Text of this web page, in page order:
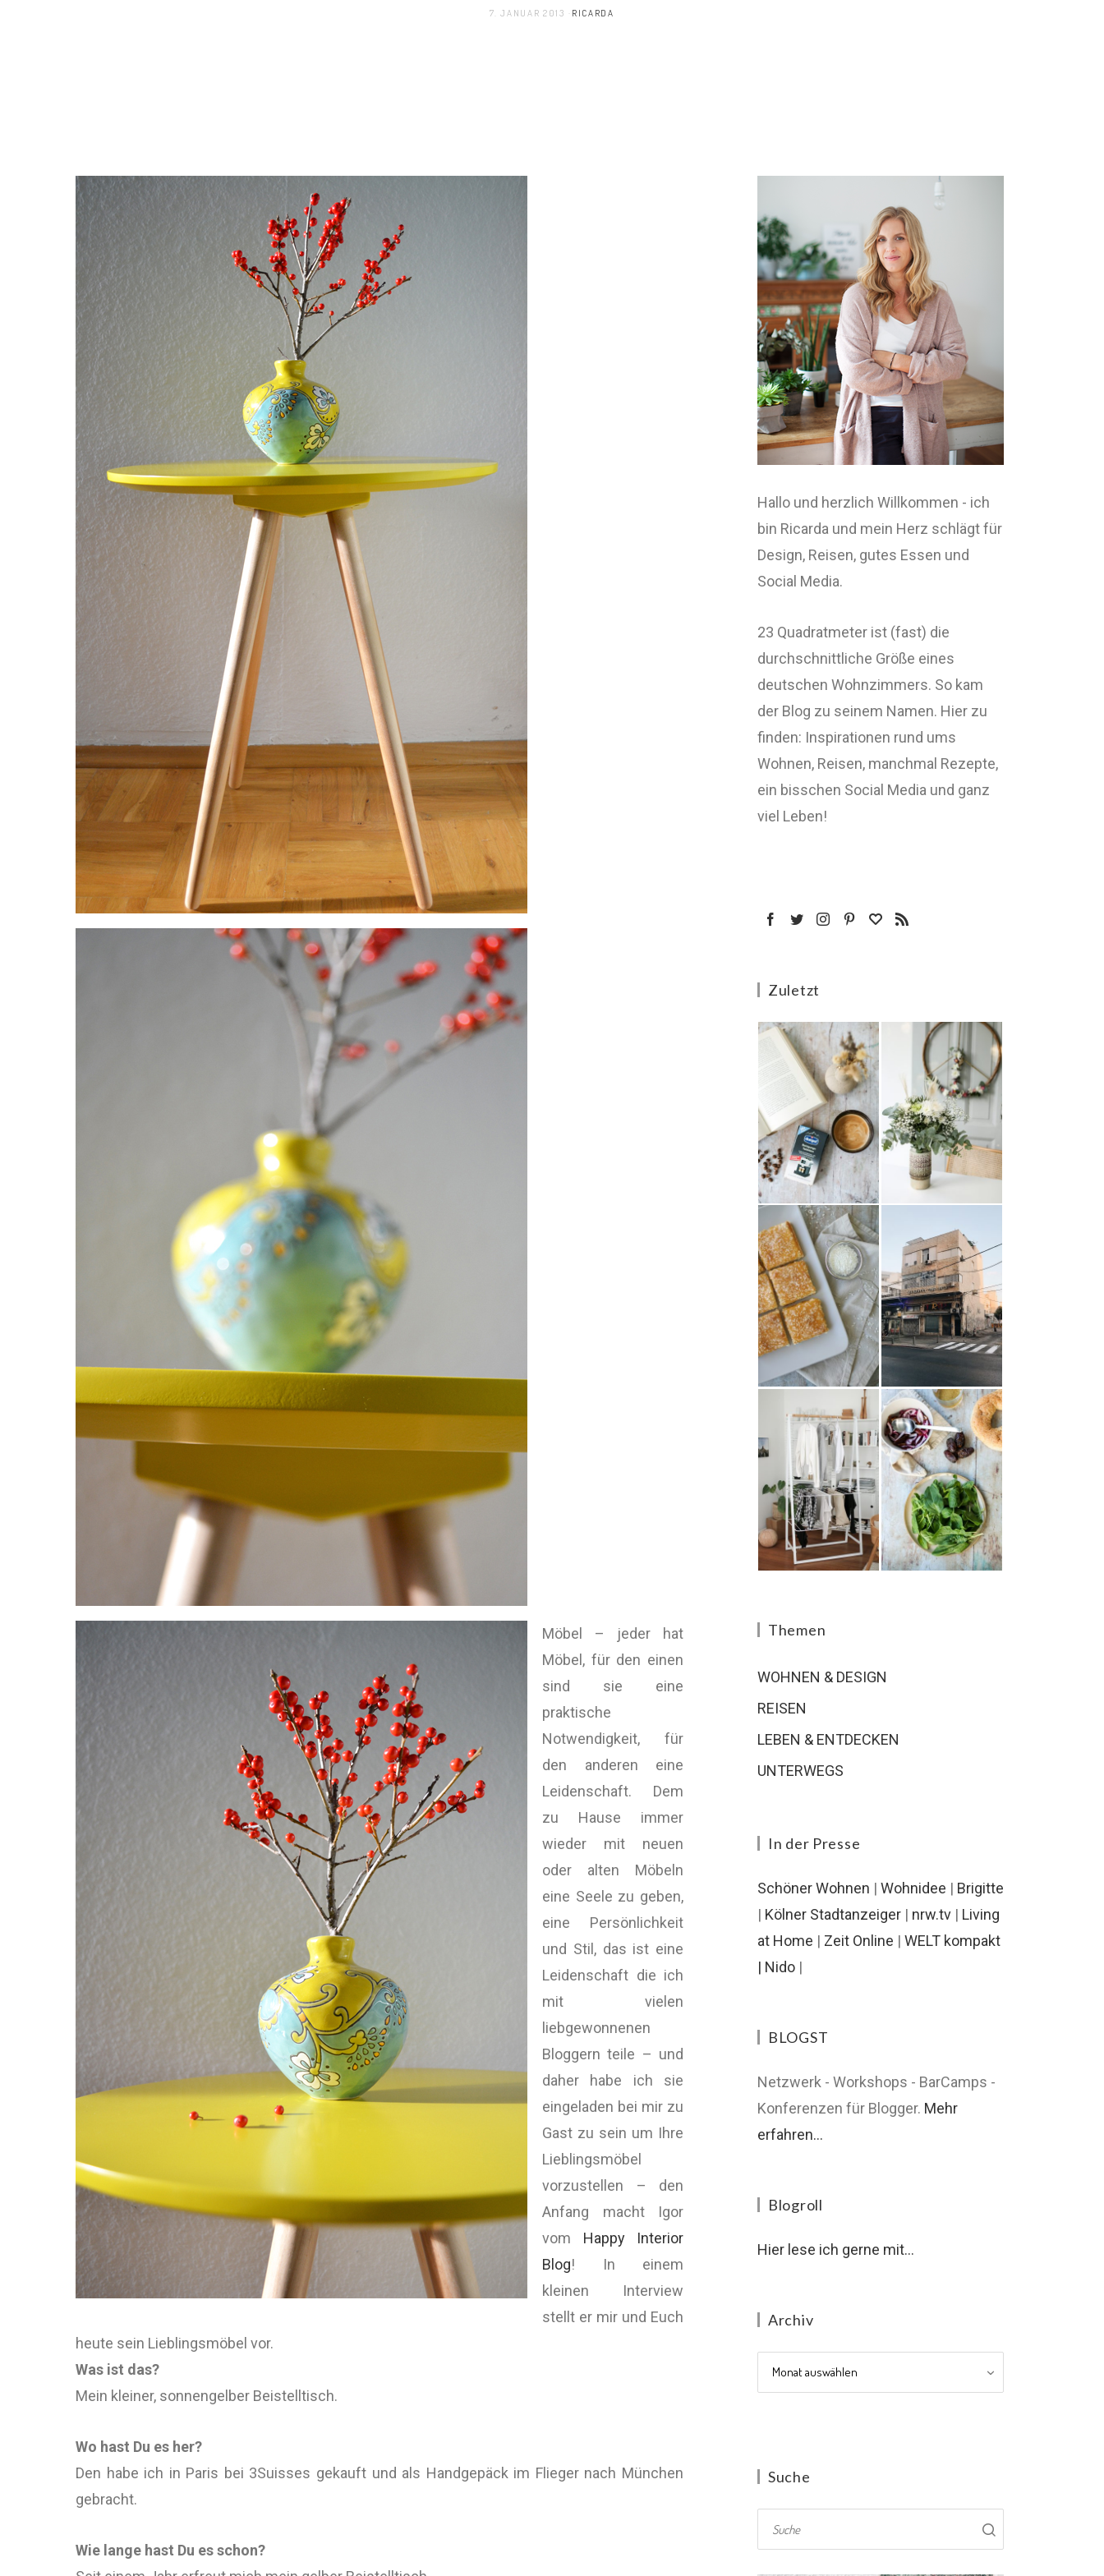
7. JANUAR 2013 RICARDA
Möbel – jeder hat
Möbel, für den einen
sind sie eine
praktische
Notwendigkeit, für
den anderen eine
Leidenschaft. Dem
zu Hause immer
wieder mit neuen
oder alten Möbeln
eine Seele zu geben,
eine Persönlichkeit
und Stil, das ist eine
Leidenschaft die ich
mit vielen
liebgewonnenen
Bloggern teile – und
daher habe ich sie
eingeladen bei mir zu
Gast zu sein um Ihre
Lieblingsmöbel
vorzustellen – den
Anfang macht Igor
vom Happy Interior
Blog! In einem
kleinen Interview
stellt er mir und Euch
heute sein Lieblingsmöbel vor.
Was ist das?
Mein kleiner, sonnengelber Beistelltisch.
Wo hast Du es her?
Den habe ich in Paris bei 3Suisses gekauft und als Handgepäck im Flieger nach München
gebracht.
Wie lange hast Du es schon?
Hallo und herzlich Willkommen - ich
bin Ricarda und mein Herz schlägt für
Design, Reisen, gutes Essen und
Social Media.
23 Quadratmeter ist (fast) die
durchschnittliche Größe eines
deutschen Wohnzimmers. So kam
der Blog zu seinem Namen. Hier zu
finden: Inspirationen rund ums
Wohnen, Reisen, manchmal Rezepte,
ein bisschen Social Media und ganz
viel Leben!
Zuletzt
Themen
WOHNEN & DESIGN
REISEN
LEBEN & ENTDECKEN
UNTERWEGS
In der Presse
Schöner Wohnen | Wohnidee | Brigitte
| Kölner Stadtanzeiger | nrw.tv | Living
at Home | Zeit Online | WELT kompakt
| Nido |
BLOGST
Netzwerk - Workshops - BarCamps -
Konferenzen für Blogger. Mehr
erfahren...
Blogroll
Hier lese ich gerne mit...
Archiv
Archiv
Suche